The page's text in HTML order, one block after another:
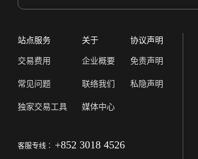
站点服务
交易费用
常见问题
独家交易工具
关于
企业概要
联络我们
媒体中心
协议声明
免责声明
私隐声明
客服专线︰ +852 3018 4526